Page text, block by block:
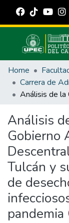
Communities &
All of DSpace
Statistics
Estadísticas
Manuales
Home
Análisis
Gobierno
Tulcán y
de